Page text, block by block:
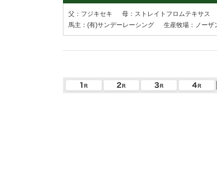
父：フジキセキ
母：ストレイトフロムテキサス
馬主：(有)サンデーレーシング
生産牧場：ノーザ